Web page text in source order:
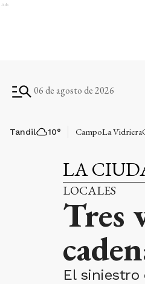
Ads
06 de agosto de 2026
Tandil 10° CampoLa Vidriera
LA
LOCALES
Tres
El siniestro